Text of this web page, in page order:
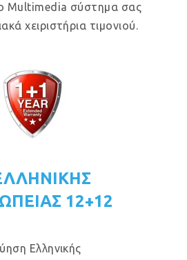
Multimedia σύστημα σας
χειριστήρια τιμονιού.
12+12
Ελληνικής